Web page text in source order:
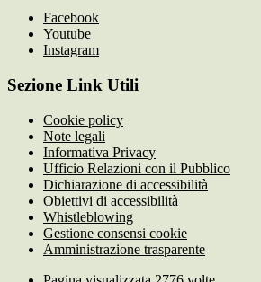
Facebook
Youtube
Instagram
Sezione Link Utili
Cookie policy
Note legali
Informativa Privacy
Ufficio Relazioni con il Pubblico
Dichiarazione di accessibilità
Obiettivi di accessibilità
Whistleblowing
Gestione consensi cookie
Amministrazione trasparente